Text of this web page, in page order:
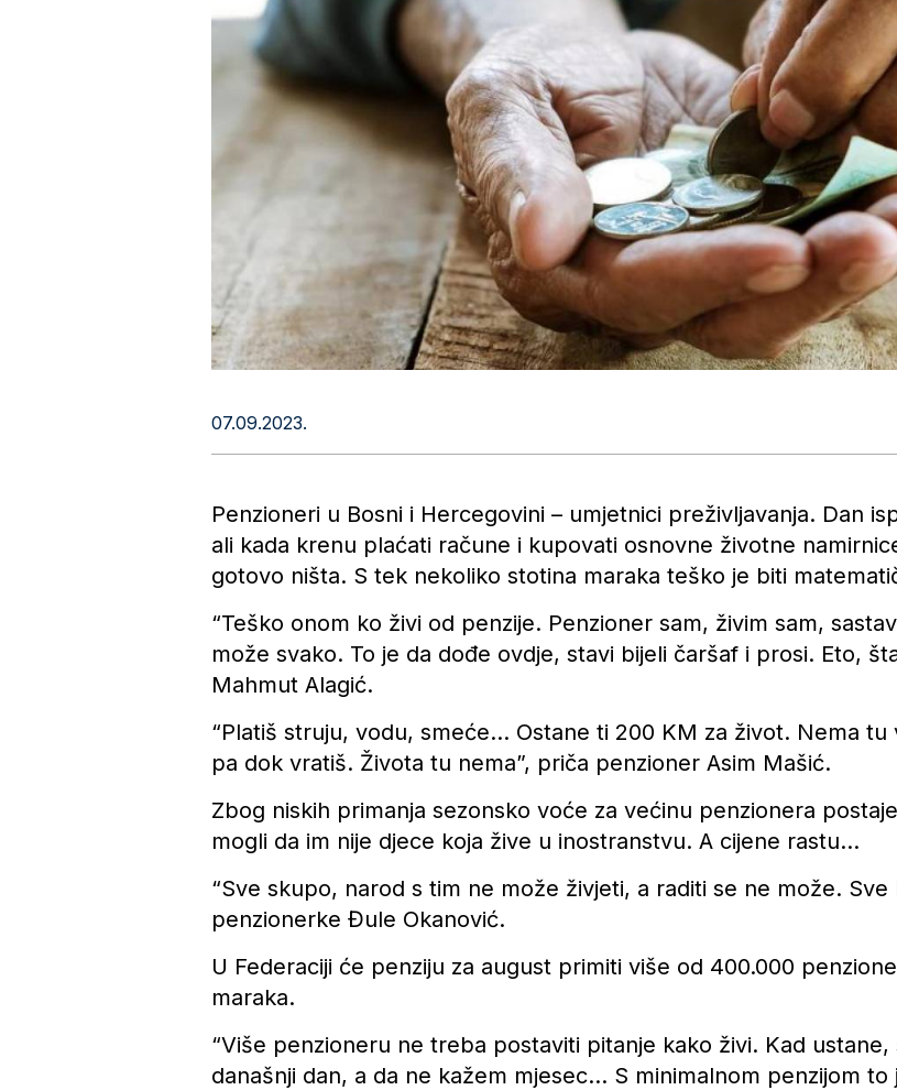
07.09.2023.
Penzioneri u Bosni i Hercegovini – umjetnici preživljavanja. Dan
ali kada krenu plaćati račune i kupovati osnovne životne
gotovo ništa. S tek nekoliko stotina maraka teško je biti
“Teško onom ko živi od penzije. Penzioner sam, živim sam,
može svako. To je da dođe ovdje, stavi bijeli čaršaf i prosi. Eto,
Mahmut Alagić.
“Platiš struju, vodu, smeće… Ostane ti 200 KM za život. Nema tu
pa dok vratiš. Života tu nema”, priča penzioner Asim Mašić.
Zbog niskih primanja sezonsko voće za većinu penzionera
mogli da im nije djece koja žive u inostranstvu. A cijene rastu…
“Sve skupo, narod s tim ne može živjeti, a raditi se ne može.
penzionerke Đule Okanović.
U Federaciji će penziju za august primiti više od 400.000
maraka.
“Više penzioneru ne treba postaviti pitanje kako živi. Kad
današnji dan, a da ne kažem mjesec… S minimalnom penzijom